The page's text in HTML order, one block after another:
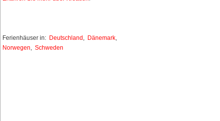
Ferienhäuser in: Deutschland , Dänemark,
Norwegen, Schweden